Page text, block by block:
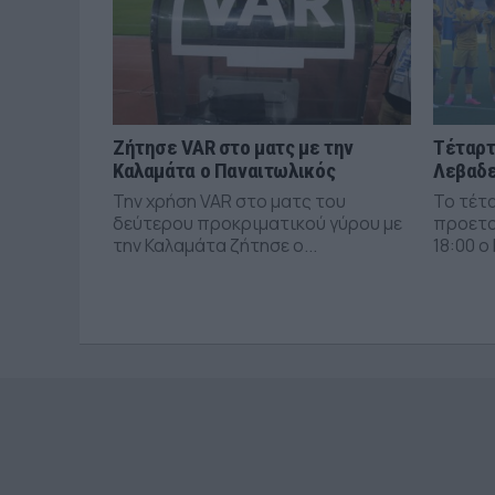
Ζήτησε VAR στο ματς με την
Καλαμάτα ο Παναιτωλικός
Την χρήση VAR στο ματς του
δεύτερου προκριματικού γύρου με
την Καλαμάτα ζήτησε ο...
Το
18:00